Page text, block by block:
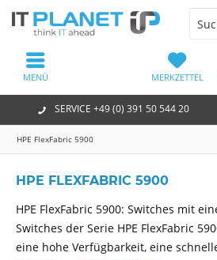
SERVICE +49 (0) 391 50 544 20
MERKZETTEL
MENÜ
HPE FlexFabric 5900
HPE FLEXFABRIC 5900
HPE FlexFabric 5900: Switches mit
Switches der Serie HPE FlexFabric
eine hohe Verfügbarkeit, eine